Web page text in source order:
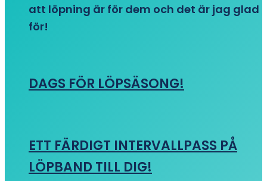
att löpning är för dem och det är jag glad
för!
DAGS FÖR LÖPSÄSONG!
ETT FÄRDIGT INTERVALLPASS PÅ
LÖPBAND TILL DIG!